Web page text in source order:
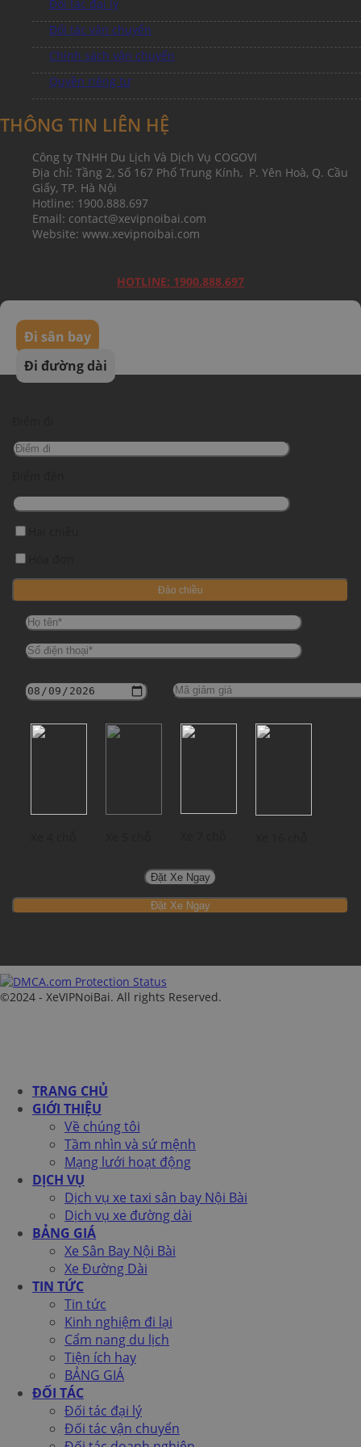
Đối tác đại lý
Đối tác vận chuyển
Chính sách vận chuyển
Quyền riêng tư
THÔNG TIN LIÊN HỆ
Công ty TNHH Du Lịch Và Dịch Vụ COGOVI
Địa chỉ: Tầng 2, Số 167 Phố Trung Kính, P. Yên Hoà, Q. Cầu
Giấy, TP. Hà Nội
Hotline: 1900.888.697
Email: contact@xevipnoibai.com
Website: www.xevipnoibai.com
HOTLINE: 1900.888.697
Đi sân bay
Đi đường dài
Đảo chiều
Đặt Xe Ngay
©2024 - XeVIPNoiBai. All rights Reserved.
TRANG CHỦ
GIỚI THIỆU
Về chúng tôi
Tầm nhìn và sứ mệnh
Mạng lưới hoạt động
DỊCH VỤ
Dịch vụ xe taxi sân bay Nội Bài
Dịch vụ xe đường dài
BẢNG GIÁ
Xe Sân Bay Nội Bài
Xe Đường Dài
TIN TỨC
Tin tức
Kinh nghiệm đi lại
Cẩm nang du lịch
Tiện ích hay
BẢNG GIÁ
ĐỐI TÁC
Đối tác đại lý
Đối tác vận chuyển